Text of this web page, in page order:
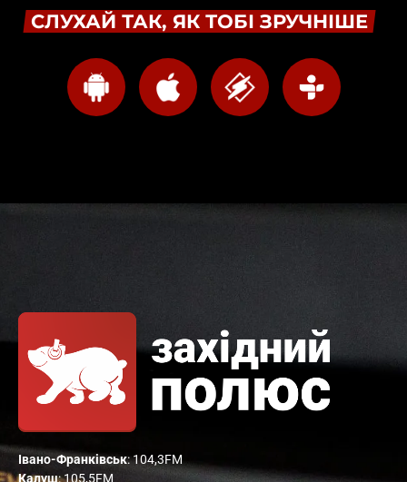
СЛУХАЙ ТАК, ЯК ТОБІ ЗРУЧНІШЕ
Івано-Франківськ: 104,3FM
Калуш: 105,5FM